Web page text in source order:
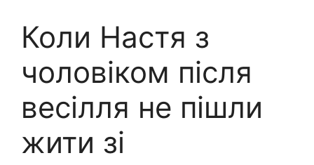
Коли Настя з
чоловіком після
весілля не пішли
жити зі